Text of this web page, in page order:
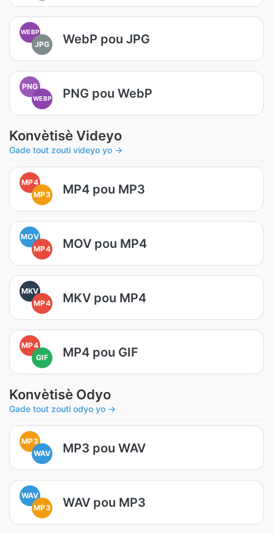
WEBP
JPG WebP pou JPG
PNG
WEBP PNG pou WebP
Konvètisè Videyo
Gade tout zouti videyo yo →
MP4
MP3
MP4 pou MP3
MOV
MP4
MOV pou MP4
MKV
MP4
MKV pou MP4
MP4
GIF
MP4 pou GIF
Konvètisè Odyo
Gade tout zouti odyo yo →
MP3
WAV
MP3 pou WAV
WAV
MP3
WAV pou MP3